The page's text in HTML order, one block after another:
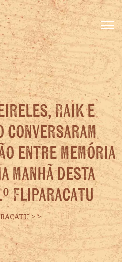
Raik e
conversaram
entre memória
manhã desta
Fliparacatu
>>